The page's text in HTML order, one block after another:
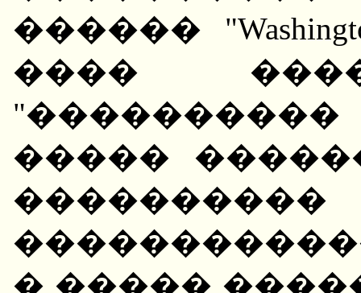
������
����
�����
� �����